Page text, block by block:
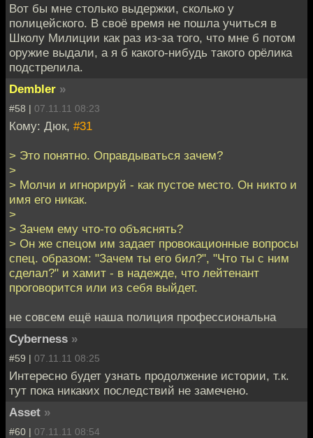
Вот бы мне столько выдержки, сколько у
полицейского. В своё время не пошла учиться в
Школу Милиции как раз из-за того, что мне б потом
оружие выдали, а я б какого-нибудь такого орёлика
подстрелила.
Dembler »
#58 | 07.11.11 08:23
Кому: Дюк, #31
> Это понятно. Оправдываться зачем?
>
> Молчи и игнорируй - как пустое место. Он никто и
имя его никак.
>
> Зачем ему что-то объяснять?
> Он же спецом им задает провокационные вопросы
спец. образом: "Зачем ты его бил?", "Что ты с ним
сделал?" и хамит - в надежде, что лейтенант
проговорится или из себя выйдет.
не совсем ещё наша полиция профессиональна
Cyberness »
#59 | 07.11.11 08:25
Интересно будет узнать продолжение истории, т.к.
тут пока никаких последствий не замечено.
Asset »
#60 | 07.11.11 08:54